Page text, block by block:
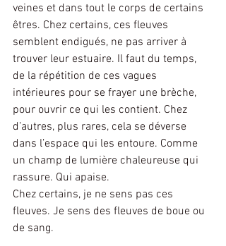
veines et dans tout le corps de certains
êtres. Chez certains, ces fleuves
semblent endigués, ne pas arriver à
trouver leur estuaire. Il faut du temps,
de la répétition de ces vagues
intérieures pour se frayer une brèche,
pour ouvrir ce qui les contient. Chez
d’autres, plus rares, cela se déverse
dans l’espace qui les entoure. Comme
un champ de lumière chaleureuse qui
rassure. Qui apaise.
Chez certains, je ne sens pas ces
fleuves. Je sens des fleuves de boue ou
de sang.